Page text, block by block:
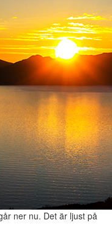
ner nu. Det är ljust på